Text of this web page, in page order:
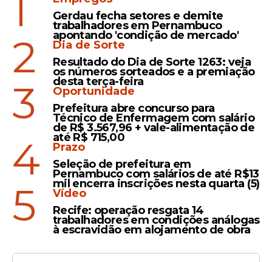
Leia Também
Avanço
Raquel Lyra amplia
proteção social ao formar
320 novos bombeiros
militares no Juntos Pela
Fortalecimento
Raquel Lyra comanda
formatura de 182 novos
oficiais da PMPE para
reforçar a Segurança
Gerdau fecha setores e demite
trabalhadores em Pernambuco
apontando 'condição de mercado'
2
Dia de Sorte
Resultado do Dia de Sorte 1263: veja
os números sorteados e a premiação
desta terça-feira
3
Oportunidade
Prefeitura abre concurso para
Técnico de Enfermagem com salário
de R$ 3.567,96 + vale-alimentação de
até R$ 715,00
4
Prazo
Seleção de prefeitura em
Pernambuco com salários de até R$13
mil encerra inscrições nesta quarta (5)
5
Vídeo
Recife: operação resgata 14
trabalhadores em condições análogas
à escravidão em alojamento de obra